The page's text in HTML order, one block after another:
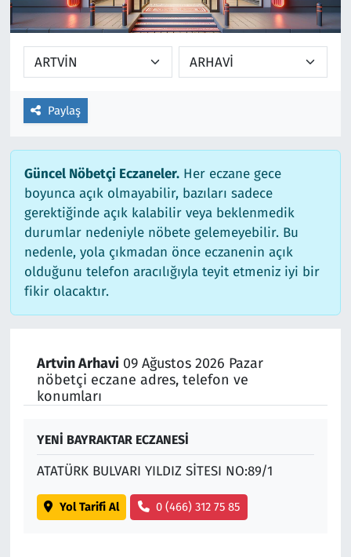
Paylaş
Güncel Nöbetçi Eczaneler.Her eczane gece
boyunca açık olmayabilir, bazıları sadece
gerektiğinde açık kalabilir veya beklenmedik
durumlar nedeniyle nöbete gelemeyebilir. Bu
nedenle, yola çıkmadan önce eczanenin açık
olduğunu telefon aracılığıyla teyit etmeniz iyi bir
fikir olacaktır.
Artvin Arhavi 09 Ağustos 2026 Pazar
nöbetçi eczane adres, telefon ve
konumları
YENİ BAYRAKTAR ECZANESİ
ATATÜRK BULVARI YILDIZ SİTESI NO:89/1
Yol Tarifi Al 0 (466) 312 75 85
Ekonomi
Siyaset
Foto Galeri
Video
Yazarlar
Ara
Gündem
Kapaklı
Kırklareli
Kültür Sanat
Malkara
Marmaraereğlisi
Sağlık
Siyaset
Süleymanpaşa
Tekirdağ